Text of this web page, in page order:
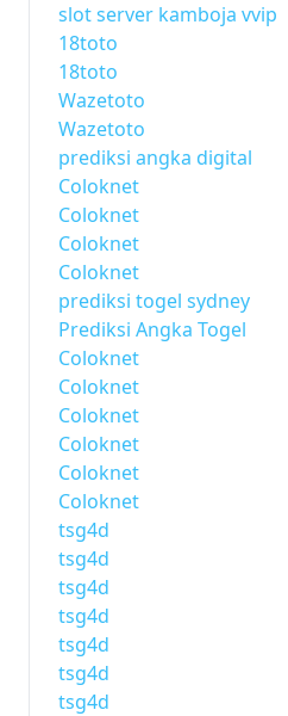
slot server kamboja vvip
18toto
18toto
Wazetoto
Wazetoto
prediksi angka digital
Coloknet
Coloknet
Coloknet
Coloknet
prediksi togel sydney
Prediksi Angka Togel
Coloknet
Coloknet
Coloknet
Coloknet
Coloknet
Coloknet
tsg4d
tsg4d
tsg4d
tsg4d
tsg4d
tsg4d
tsg4d